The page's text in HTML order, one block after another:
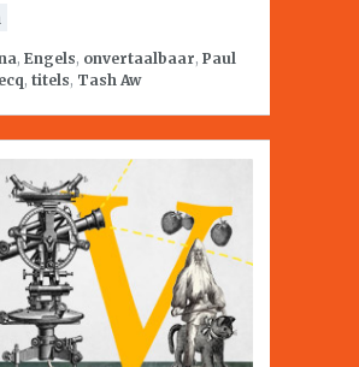
, Engels, onvertaalbaar, Paul
, titels, Tash Aw